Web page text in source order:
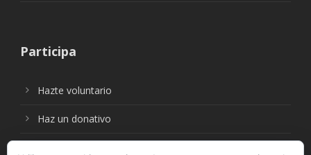
Participa
Hazte voluntario
Haz un donativo